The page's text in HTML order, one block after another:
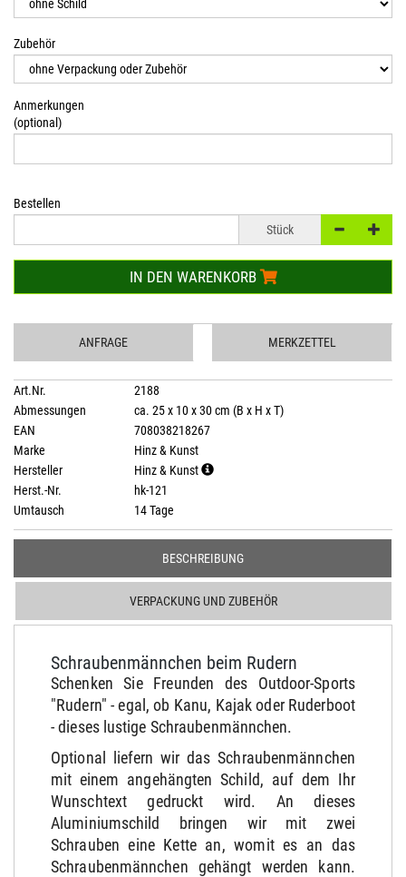
Zubehör
Anmerkungen
(optional)
Bestellen
Stück
IN DEN WARENKORB
ANFRAGE MERKZETTEL
Art.Nr.
2188
Abmessungen
ca. 25 x 10 x 30 cm (B x H x T)
EAN
708038218267
Marke
Hinz & Kunst
Hersteller
Hinz & Kunst
Herst.-Nr.
hk-121
Umtausch
14 Tage
BESCHREIBUNG
VERPACKUNG UND ZUBEHÖR
Schraubenmännchen beim Rudern
Schenken Sie Freunden des Outdoor-Sports
"Rudern" - egal, ob Kanu, Kajak oder Ruderboot
- dieses lustige Schraubenmännchen.
Optional liefern wir das Schraubenmännchen
mit einem angehängten Schild, auf dem Ihr
Wunschtext gedruckt wird. An dieses
Aluminiumschild bringen wir mit zwei
Schrauben eine Kette an, womit es an das
Schraubenmännchen gehängt werden kann.